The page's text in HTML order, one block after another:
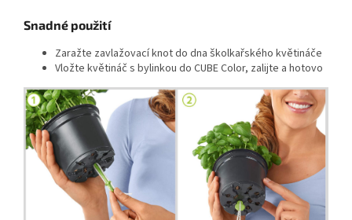
Snadné použití
Zaražte zavlažovací knot do dna školkařského květináče
Vložte květináč s bylinkou do CUBE Color, zalijte a hotovo